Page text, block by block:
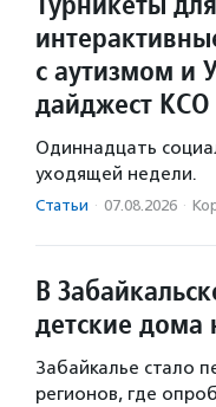
с аутизмом и
дайджест КСО
Одиннадцать
уходящей недели.
Статьи · 07.08.2026 ·
В
детские дома
Забайкалье стало
регионов, где